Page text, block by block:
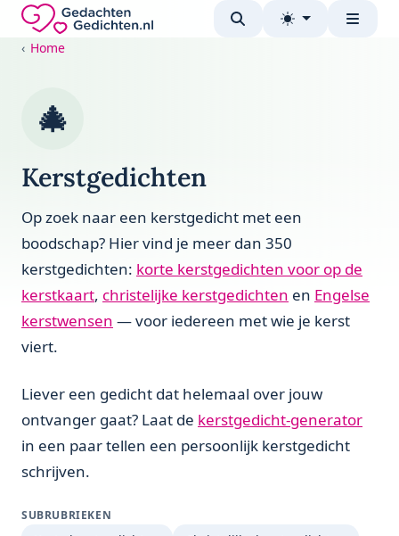
Direct naar de inhoud
Gedachten-Gedichten.nl — naar de homepage
Home
🎄
Kerstgedichten
Op zoek naar een kerstgedicht met een
boodschap? Hier vind je meer dan 350
kerstgedichten: korte kerstgedichten voor op de
kerstkaart, christelijke kerstgedichten en Engelse
kerstwensen — voor iedereen met wie je kerst
viert.
Liever een gedicht dat helemaal over jouw
ontvanger gaat? Laat de kerstgedicht-generator
in een paar tellen een persoonlijk kerstgedicht
schrijven.
SUBRUBRIEKEN